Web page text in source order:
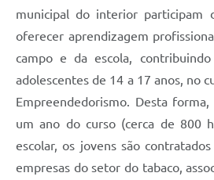
municipal do interior participam
oferecer aprendizagem
campo e da escola,
adolescentes de 14 a 17 anos, no
Empreendedorismo. Desta
um ano do curso (cerca de 800
escolar, os jovens são
empresas do setor do tabaco,